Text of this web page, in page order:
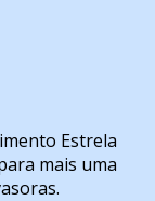
Estrela
mais uma